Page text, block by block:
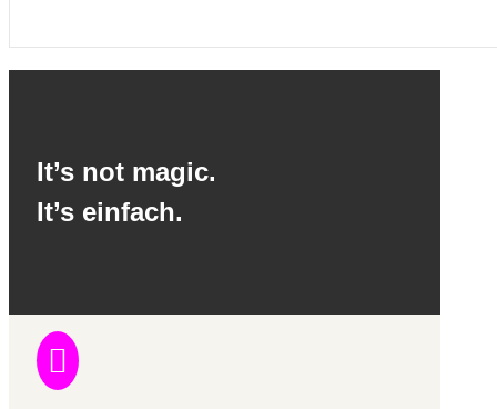
It’s not magic.
It’s einfach.
